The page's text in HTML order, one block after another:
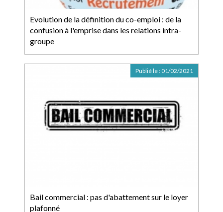
Evolution de la définition du co-emploi : de la
confusion à l'emprise dans les relations intra-
groupe
Bail commercial : pas d'abattement sur le loyer
plafonné
Publié le : 01/02/2021